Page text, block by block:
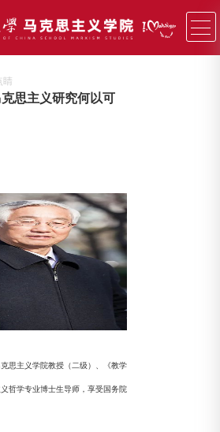
睛
思主义研究何以可
思主义学院教授（二级）、《教学
哲学专业博士生导师，享受国务院